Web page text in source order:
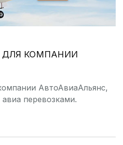
ДЛЯ КОМПАНИИ
АвтоАвиаАльянс,
перевозками.